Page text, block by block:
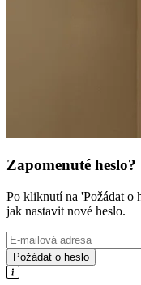
Zapomenuté heslo?
Po kliknutí na 'Požádat o
jak nastavit nové heslo.
Požádat o heslo